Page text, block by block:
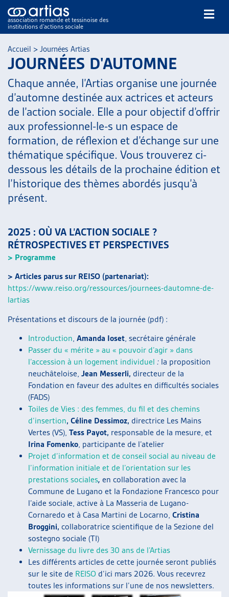
association romande et tessinoise des
institutions d’actions sociale
NOS PUBLICATIONS
ARTICLES
DOSSIERS DU MOIS
VEILLE
RESSOURCES
THÉMATIQUES
ARTIAS
L’ASSOCIATION
PROJETS ET ACTIVITÉS
JOURNÉES D’AUTOMNE
Accueil > Journées Artias
JOURNÉES D'AUTOMNE
Chaque année, l’Artias organise une journée
d’automne destinée aux actrices et acteurs
de l’action sociale. Elle a pour objectif d’offrir
aux professionnel-le-s un espace de
formation, de réflexion et d’échange sur une
thématique spécifique. Vous trouverez ci-
dessous les détails de la prochaine édition et
l’historique des thèmes abordés jusqu’à
présent.
2025 : OÙ VA L’ACTION SOCIALE ?
RÉTROSPECTIVES ET PERSPECTIVES
> Programme
> Articles parus sur REISO (partenariat):
https://www.reiso.org/ressources/journees-dautomne-de-
lartias
Présentations et discours de la journée (pdf) :
Introduction, Amanda Ioset, secrétaire générale
Passer du « mérite » au « pouvoir d’agir » dans
l’accession à un logement individuel : la proposition
neuchâteloise, Jean Messerli, directeur de la
Fondation en faveur des adultes en difficultés sociales
(FADS)
Toiles de Vies : des femmes, du fil et des chemins
d’insertion, Céline Dessimoz, directrice Les Mains
Vertes (VS), Tess Payot, responsable de la mesure, et
Irina Fomenko, participante de l’atelier
Projet d’information et de conseil social au niveau de
l’information initiale et de l’orientation sur les
prestations sociales, en collaboration avec la
Commune de Lugano et la Fondazione Francesco pour
l’aide sociale, active à La Masseria de Lugano-
Cornaredo et à Casa Martini de Locarno, Cristina
Broggini, collaboratrice scientifique de la Sezione del
sostegno sociale (TI)
Vernissage du livre des 30 ans de l’Artias
Les différents articles de cette journée seront publiés
sur le site de REISO d’ici mars 2026. Vous recevrez
toutes les informations sur l’une de nos newsletters.